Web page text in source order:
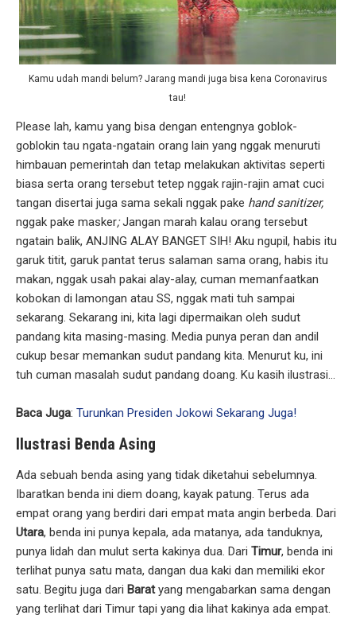
Kamu udah mandi belum? Jarang mandi juga bisa kena Coronavirus
tau!
Please lah, kamu yang bisa dengan entengnya goblok-
goblokin tau ngata-ngatain orang lain yang nggak menuruti
himbauan pemerintah dan tetap melakukan aktivitas seperti
biasa serta orang tersebut tetep nggak rajin-rajin amat cuci
tangan disertai juga sama sekali nggak pake hand sanitizer,
nggak pake masker;Jangan marah kalau orang tersebut
ngatain balik, ANJING ALAY BANGET SIH! Aku ngupil, habis itu
garuk titit, garuk pantat terus salaman sama orang, habis itu
makan, nggak usah pakai alay-alay, cuman memanfaatkan
kobokan di lamongan atau SS, nggak mati tuh sampai
sekarang. Sekarang ini, kita lagi dipermaikan oleh sudut
pandang kita masing-masing. Media punya peran dan andil
cukup besar memankan sudut pandang kita. Menurut ku, ini
tuh cuman masalah sudut pandang doang. Ku kasih ilustrasi...
Baca Juga:Turunkan Presiden Jokowi Sekarang Juga!
Ilustrasi Benda Asing
Ada sebuah benda asing yang tidak diketahui sebelumnya.
Ibaratkan benda ini diem doang, kayak patung. Terus ada
empat orang yang berdiri dari empat mata angin berbeda. Dari
Utara, benda ini punya kepala, ada matanya, ada tanduknya,
punya lidah dan mulut serta kakinya dua. DariTimur, benda ini
terlihat punya satu mata, dangan dua kaki dan memiliki ekor
satu. Begitu juga dari Baratyang mengabarkan sama dengan
yang terlihat dari Timur tapi yang dia lihat kakinya ada empat.